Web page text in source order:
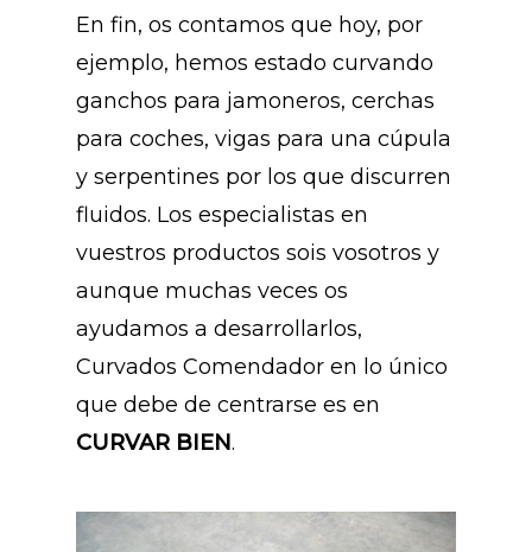
En fin, os contamos que hoy, por
ejemplo, hemos estado curvando
ganchos para jamoneros, cerchas
para coches, vigas para una cúpula
y serpentines por los que discurren
fluidos. Los especialistas en
vuestros productos sois vosotros y
aunque muchas veces os
ayudamos a desarrollarlos,
Curvados Comendador en lo único
que debe de centrarse es en
CURVAR BIEN.